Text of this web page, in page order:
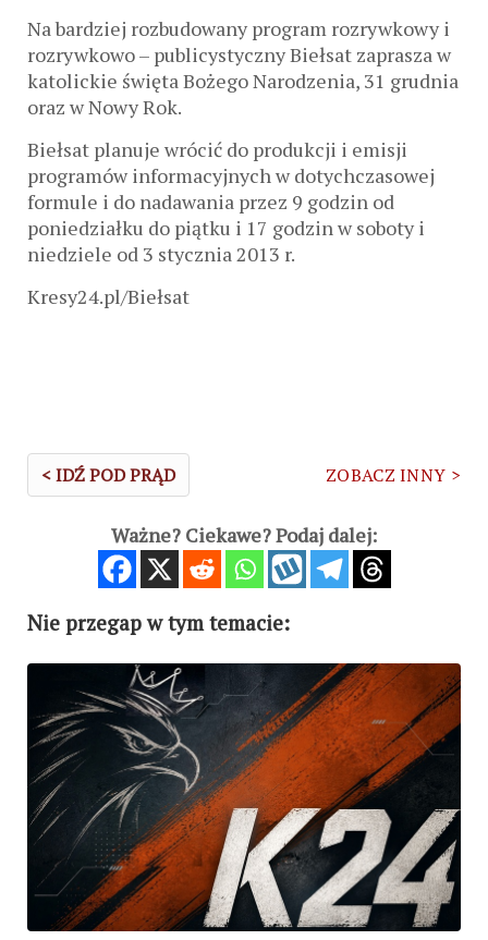
Na bardziej rozbudowany program rozrywkowy i
rozrywkowo – publicystyczny Biełsat zaprasza w
katolickie święta Bożego Narodzenia, 31 grudnia
oraz w Nowy Rok.
Biełsat planuje wrócić do produkcji i emisji
programów informacyjnych w dotychczasowej
formule i do nadawania przez 9 godzin od
poniedziałku do piątku i 17 godzin w soboty i
niedziele od 3 stycznia 2013 r.
Kresy24.pl/Biełsat
< IDŹ POD PRĄD ZOBACZ INNY >
Ważne? Ciekawe? Podaj dalej:
Nie przegap w tym temacie: